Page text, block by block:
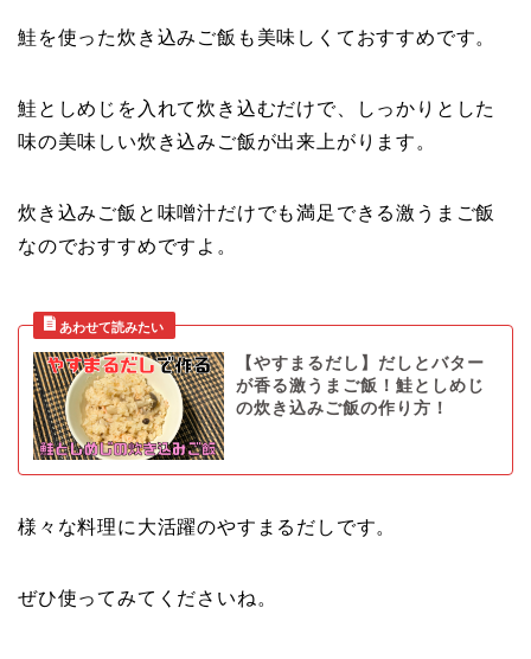
鮭を使った炊き込みご飯も美味しくておすすめです。
鮭としめじを入れて炊き込むだけで、しっかりとした
味の美味しい炊き込みご飯が出来上がります。
炊き込みご飯と味噌汁だけでも満足できる激うまご飯
なのでおすすめですよ。
【やすまるだし】だしとバター
が香る激うまご飯！鮭としめじ
の炊き込みご飯の作り方！
様々な料理に大活躍のやすまるだしです。
ぜひ使ってみてくださいね。